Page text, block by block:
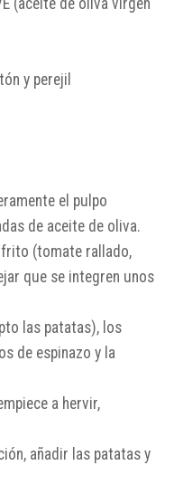
(aceite de oliva virgen
y perejil
el pulpo
de aceite de oliva.
(tomate rallado,
que se integren unos
las patatas), los
de espinazo y la
a hervir,
añadir las patatas y